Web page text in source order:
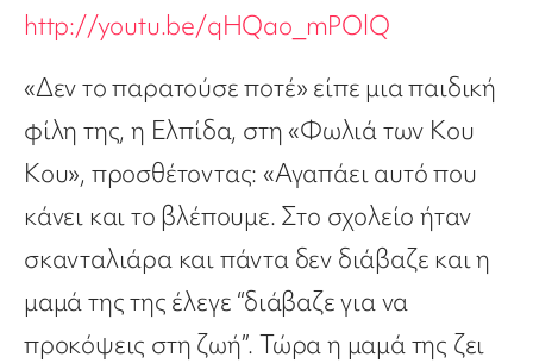
http://youtu.be/qHQao_mPOlQ
«Δεν το παρατούσε ποτέ» είπε μια παιδική
φίλη της, η Ελπίδα, στη «Φωλιά των Κου
Κου», προσθέτοντας: «Αγαπάει αυτό που
κάνει και το βλέπουμε. Στο σχολείο ήταν
σκανταλιάρα και πάντα δεν διάβαζε και η
μαμά της της έλεγε “διάβαζε για να
προκόψεις στη ζωή”. Τώρα η μαμά της ζει